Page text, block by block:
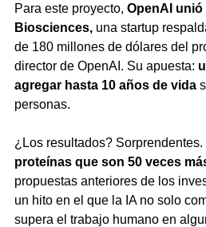
Para este proyecto, OpenAI
Biosciences, una startup
de 180 millones de dólares del
director de OpenAI. Su apuesta:
agregar hasta 10 años de vida
personas.
¿Los resultados? Sorprendentes.
proteínas que son 50 veces
propuestas anteriores de los
un hito en el que la IA no solo
supera el trabajo humano en